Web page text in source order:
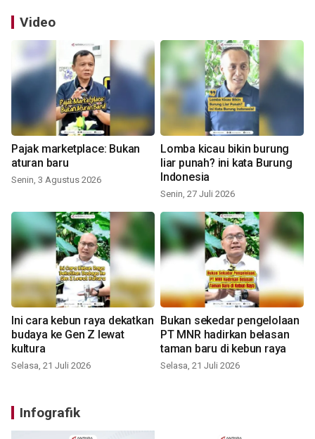
Video
Pajak marketplace: Bukan
aturan baru
Senin, 3 Agustus 2026
Lomba kicau bikin burung
liar punah? ini kata Burung
Indonesia
Senin, 27 Juli 2026
Ini cara kebun raya dekatkan
budaya ke Gen Z lewat
kultura
Selasa, 21 Juli 2026
Bukan sekedar pengelolaan
PT MNR hadirkan belasan
taman baru di kebun raya
Selasa, 21 Juli 2026
Infografik